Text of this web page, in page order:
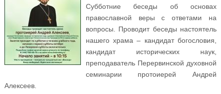
Субботние беседы об основах
православной веры с ответами на
вопросы. Проводит беседы настоятель
нашего храма – кандидат богословия,
кандидат исторических наук,
преподаватель Перервинской духовной
семинарии протоиерей Андрей
Алексеев.